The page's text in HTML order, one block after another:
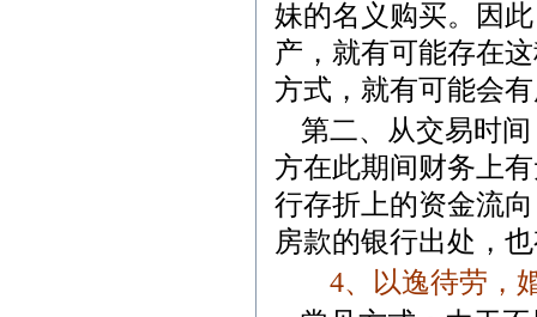
妹的名义购买。因
产，就有可能存在
方式，就有可能会
第二、从交易时
方在此期间财务上
行存折上的资金流
房款的银行出处，
4、
以逸待劳，